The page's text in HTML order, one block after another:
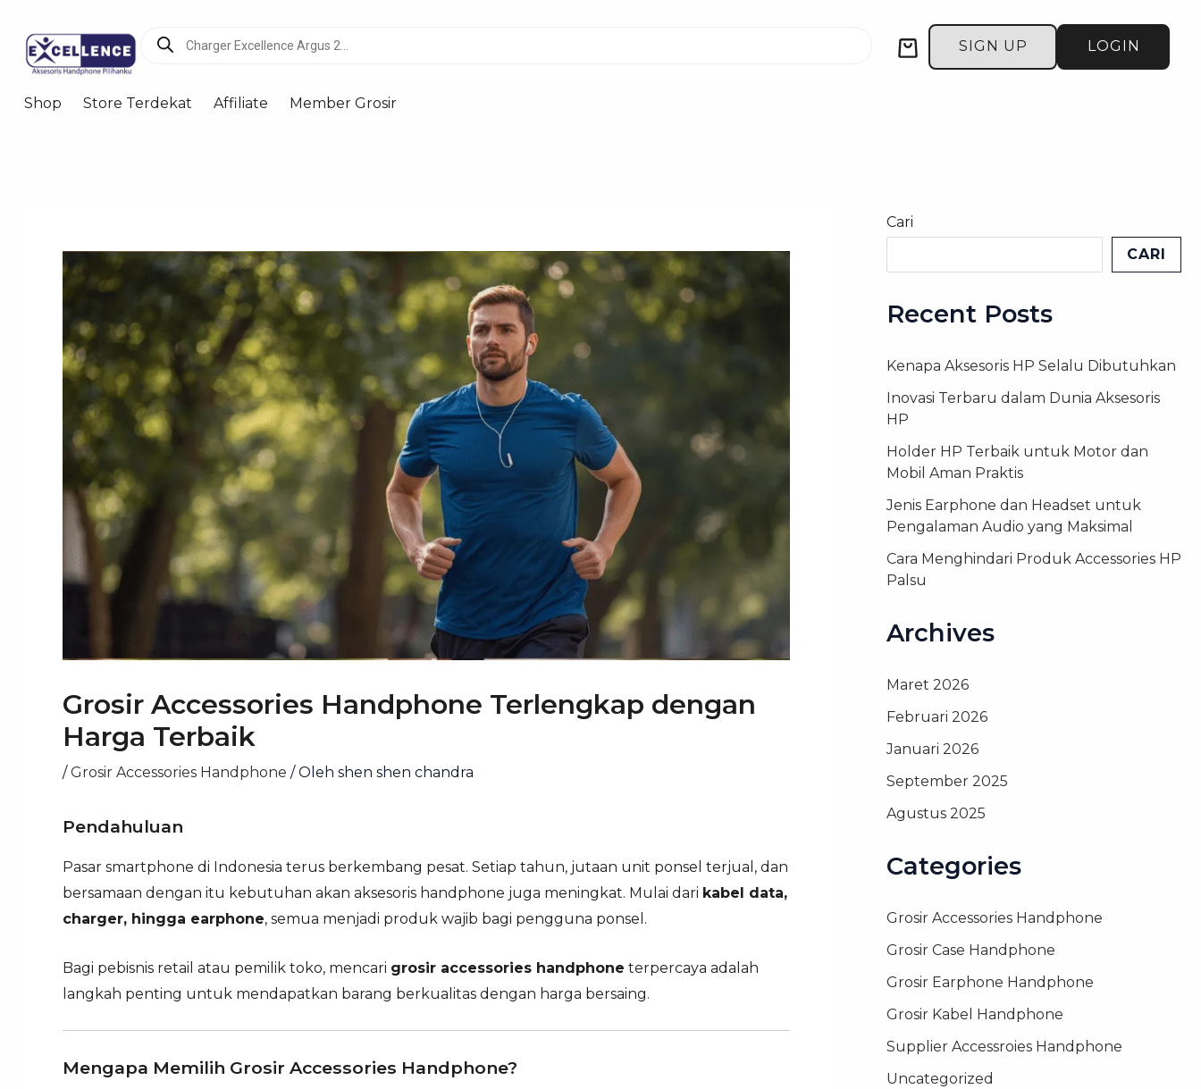
konten
search
Cart SIGN UP LOGIN
Shop Store Terdekat Affiliate Member Grosir
Grosir Accessories Handphone Terlengkap dengan
Harga Terbaik
/Grosir Accessories Handphone / Oleh shen shen chandra
Pendahuluan
Pasar smartphone di Indonesia terus berkembang pesat. Setiap tahun, jutaan unit ponsel terjual, dan
bersamaan dengan itu kebutuhan akan aksesoris handphone juga meningkat. Mulai dari kabel data,
charger, hingga earphone, semua menjadi produk wajib bagi pengguna ponsel.
Bagi pebisnis retail atau pemilik toko, mencari grosir accessories handphone terpercaya adalah
langkah penting untuk mendapatkan barang berkualitas dengan harga bersaing.
Mengapa Memilih Grosir Accessories Handphone?
Cari
CARI
Recent Posts
Kenapa Aksesoris HP Selalu Dibutuhkan
Inovasi Terbaru dalam Dunia Aksesoris
HP
Holder HP Terbaik untuk Motor dan
Mobil Aman Praktis
Jenis Earphone dan Headset untuk
Pengalaman Audio yang Maksimal
Cara Menghindari Produk Accessories HP
Palsu
Archives
Maret 2026
Februari 2026
Januari 2026
September 2025
Agustus 2025
Categories
Grosir Accessories Handphone
Grosir Case Handphone
Grosir Earphone Handphone
Grosir Kabel Handphone
Supplier Accessroies Handphone
Uncategorized